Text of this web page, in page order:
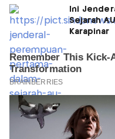
Ini
Sejarah
Karapinar